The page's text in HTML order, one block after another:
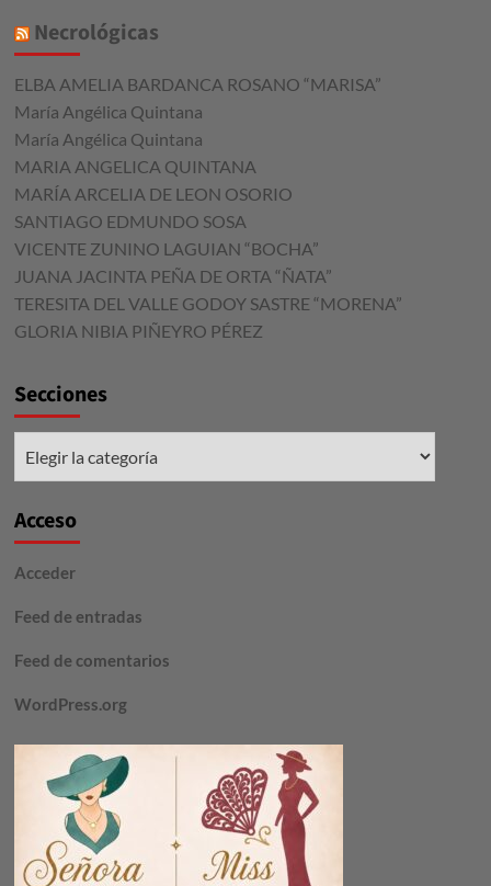
Necrológicas
ELBA AMELIA BARDANCA ROSANO “MARISA”
María Angélica Quintana
María Angélica Quintana
MARIA ANGELICA QUINTANA
MARÍA ARCELIA DE LEON OSORIO
SANTIAGO EDMUNDO SOSA
VICENTE ZUNINO LAGUIAN “BOCHA”
JUANA JACINTA PEÑA DE ORTA “ÑATA”
TERESITA DEL VALLE GODOY SASTRE “MORENA”
GLORIA NIBIA PIÑEYRO PÉREZ
Secciones
Acceso
Acceder
Feed de entradas
Feed de comentarios
WordPress.org